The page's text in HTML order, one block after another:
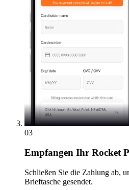
03
Empfangen Ihr Rocket
Schließen Sie die Zahlung ab,
Brieftasche gesendet.